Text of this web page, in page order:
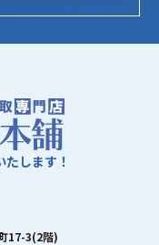
します！
17-3(2階)